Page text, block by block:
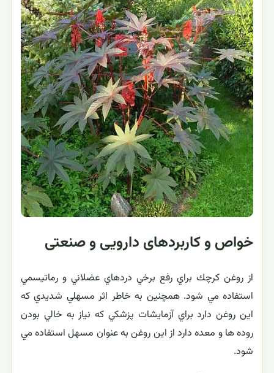
خواص و کاربردهای دارویی و صنعتی
از روغن كرچك براي رفع برخي دردهاي عضلاني و رماتيسمي
استفاده مي شود. همچنين به خاطر اثر مسهلي شديدي كه
اين روغن دارد براي آزمايشات پزشكي كه نياز به خالي بودن
روده ها و معده دارد از اين روغن به عنوان مسهل استفاده مي
شود.